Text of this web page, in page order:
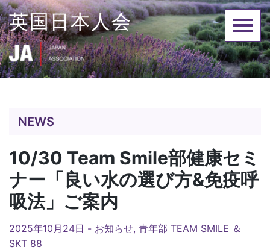
Skip
to
content
英国日本人会
NEWS
10/30 Team Smile部健康セミ
ナー「良い水の選び方&免疫呼
吸法」ご案内
2025年10月24日 - お知らせ, 青年部 TEAM SMILE ＆
SKT 88